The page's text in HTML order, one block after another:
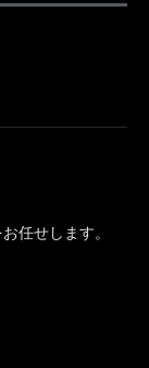
任せします。